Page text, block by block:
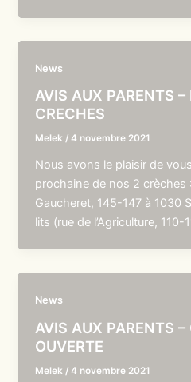
News
AVIS AUX PARENTS –
CRECHES
Melek /4 novembre 2021
Nous avons le plaisir de
prochaine de nos 2 crèches
Gaucheret, 145-147 à 1030
lits (rue de l’Agriculture,
News
AVIS AUX PARENTS –
OUVERTE
Melek /4 novembre 2021